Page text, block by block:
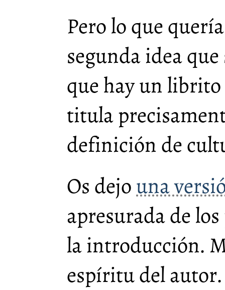
Pero lo que
segunda idea
que hay un librito
titula
definición de
Os dejouna
apresurada de
la introducción.
espíritu del autor.